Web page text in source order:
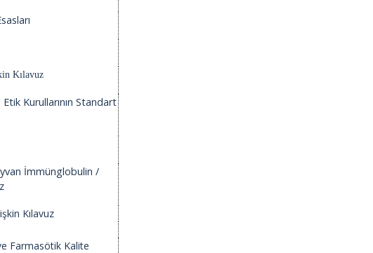
Kılavuz
Kurullarının Standart
İmmünglobulin /
Kılavuz
Farmasötik Kalite